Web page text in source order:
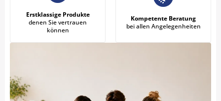
Erstklassige Produkte
denen Sie vertrauen
können
Kompetente Beratung
bei allen Angelegenheiten